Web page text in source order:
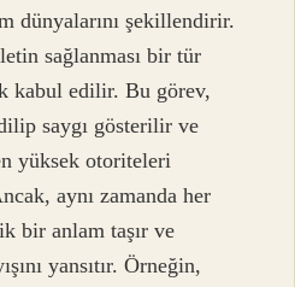
dünyalarını şekillendirir.
sağlanması bir tür
kabul edilir. Bu görev,
saygı gösterilir ve
yüksek otoriteleri
aynı zamanda her
bir anlam taşır ve
yansıtır. Örneğin,